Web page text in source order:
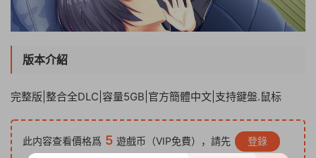
版本介紹
完整版|整合全DLC|容量5GB|官方簡體中文|支持鍵盤.鼠标
此内容查看價格爲 5 遊戲币（VIP免費），請先 登錄